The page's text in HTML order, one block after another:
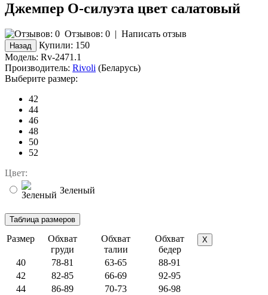
Джемпер О-силуэта цвет салатовый
Отзывов: 0 | Написать отзыв
Купили: 150
Модель: Rv-2471.1
Производитель: Rivoli (Беларусь)
Выберите размер:
42
44
46
48
50
52
Цвет:
Зеленый
Размер
Обхват
груди
Обхват
талии
Обхват
бедер
X
40 78-81 63-65
88-91
42
82-85 66-69
92-95
44
86-89 70-73
96-98